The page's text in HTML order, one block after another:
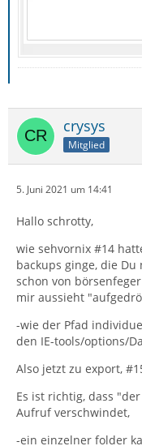
crysys
Mitglied
5. Juni 2021 um 14:41
Hallo schrotty,
wie sehvornix #14
backups ginge, die
schon von
mir aussieht
-wie der Pfad
den IE-tools/options/
Also jetzt zu export,
Es ist richtig, dass
Aufruf verschwindet,
-ein einzelner folder